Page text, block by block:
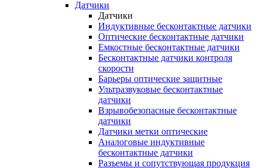
Датчики
Датчики
Индуктивные бесконтактные датчики
Оптические бесконтактные датчики
Емкостные бесконтактные датчики
Бесконтактные датчики контроля
скорости
Барьеры оптические защитные
Ультразвуковые бесконтактные
датчики
Взрывобезопасные бесконтактные
датчики
Датчики метки оптические
Аналоговые индуктивные
бесконтактные датчики
Разъемы и сопутствующая продукция